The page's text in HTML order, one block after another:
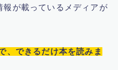
が載っているメディアが
できるだけ本を読みま